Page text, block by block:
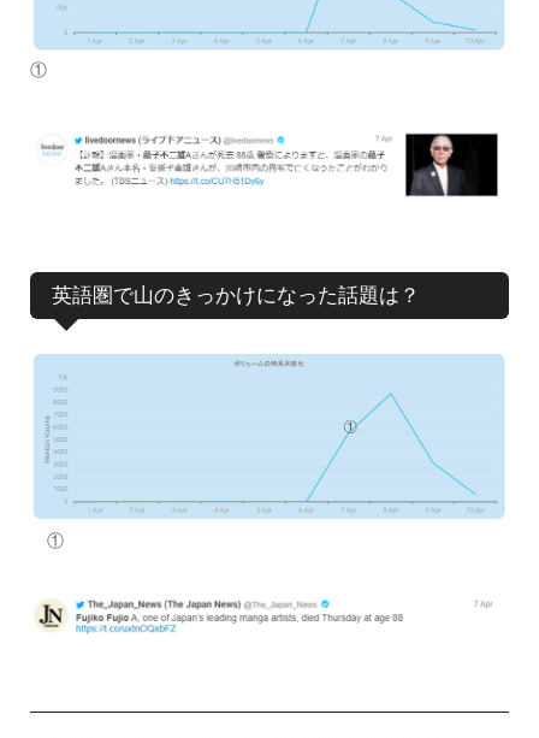
①
英語圏で山のきっかけになった話題は？
①